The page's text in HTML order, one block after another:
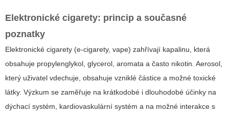
Elektronické cigarety: princip a současné
poznatky
Elektronické cigarety (e-cigarety, vape) zahřívají kapalinu, která
obsahuje propylenglykol, glycerol, aromata a často nikotin. Aerosol,
který uživatel vdechuje, obsahuje vzniklé částice a možné toxické
látky. Výzkum se zaměřuje na krátkodobé i dlouhodobé účinky na
dýchací systém, kardiovaskulární systém a na možné interakce s